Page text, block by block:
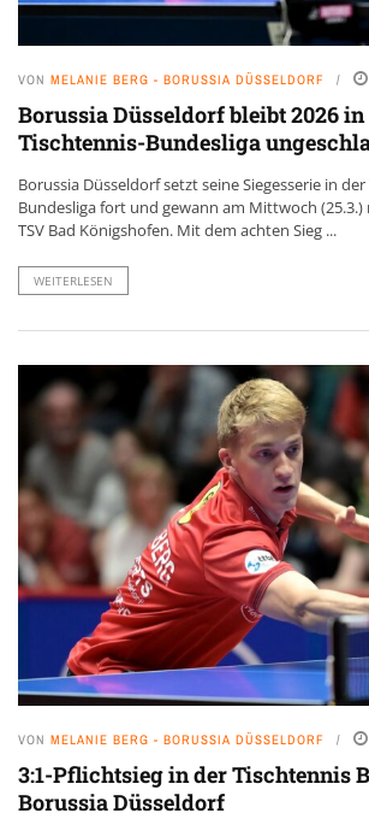
VON MELANIE BERG - BORUSSIA DÜSSELDORF
Borussia Düsseldorf bleibt 2026 in
Tischtennis-Bundesliga
Borussia Düsseldorf setzt seine Siegesserie in
Bundesliga fort und gewann am Mittwoch (25.3.)
TSV Bad Königshofen. Mit dem achten Sieg ...
WEITERLESEN
VON MELANIE BERG - BORUSSIA DÜSSELDORF
3:1-Pflichtsieg in der Tischtennis
Borussia Düsseldorf